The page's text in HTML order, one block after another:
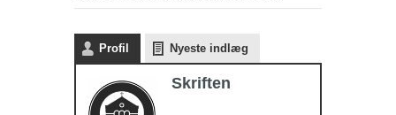
Profil Nyeste indlæg
Skriften